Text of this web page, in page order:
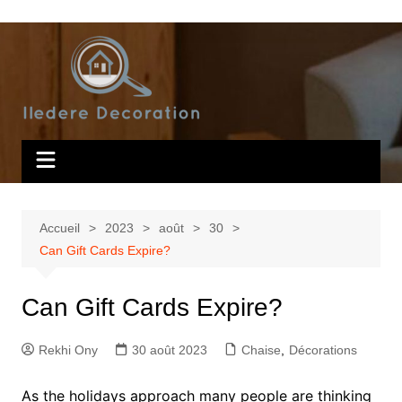
Accueil 2023 août
30
Can Gift Cards Expire?
Can Gift Cards Expire?
Rekhi Ony 30 août 2023 Chaise Décorations
As the holidays approach many people are thinking